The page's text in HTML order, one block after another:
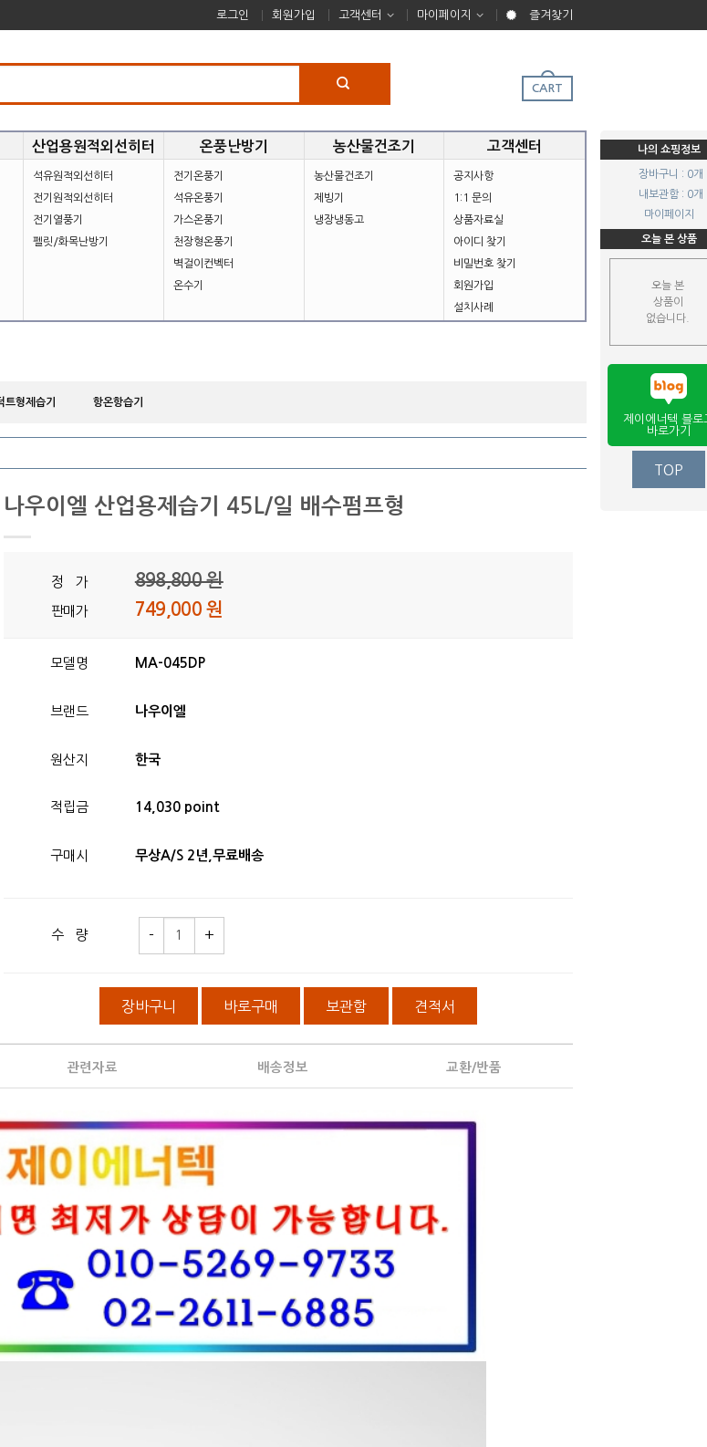
로그인 회원가입 고객센터 마이페이지 즐겨찾기
CART
나의 쇼핑정보
장바구니 : 0개
내보관함 : 0개
마이페이지
오늘 본 상품
오늘 본
상품이
없습니다.
제이에너텍 블로
바로가기
TOP
산업용원적외선히터
석유원적외선히터
전기원적외선히터
전기열풍기
펠릿/화목난방기
온풍난방기
전기온풍기
석유온풍기
가스온풍기
천장형온풍기
벽걸이컨벡터
온수기
농산물건조기
농산물건조기
제빙기
냉장냉동고
고객센터
공지사항
1:1 문의
상품자료실
아이디 찾기
비밀번호 찾기
회원가입
설치사례
트형제습기 항온항습기
나우이엘 산업용제습기 45L/일 배수펌프형
정 가 898,800 원
판매가 749,000 원
모델명 MA-045DP
브랜드 나우이엘
원산지 한국
적립금 14,030 point
구매시 무상A/S 2년,무료배송
수 량
장바구니 바로구매 보관함 견적서
관련자료 배송정보 교환/반품